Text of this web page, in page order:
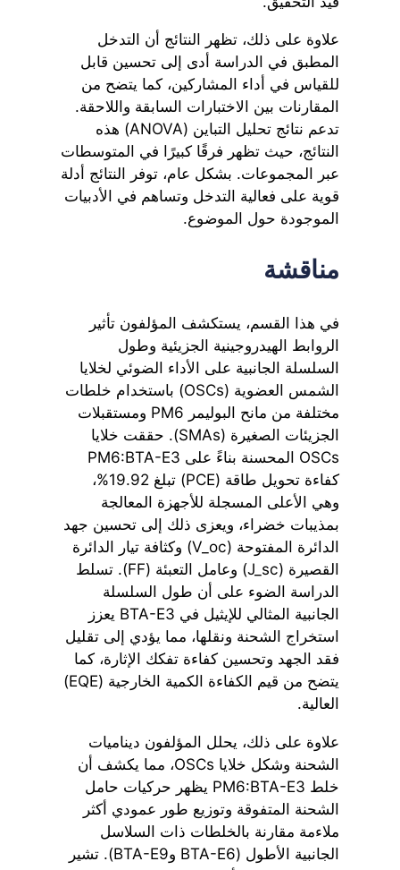
علاوة على ذلك، تظهر النتائج أن التدخل
المطبق في الدراسة أدى إلى تحسين قابل
للقياس في أداء المشاركين، كما يتضح من
المقارنات بين الاختبارات السابقة واللاحقة.
تدعم نتائج تحليل التباين (ANOVA) هذه
النتائج، حيث تظهر فرقًا كبيرًا في المتوسطات
عبر المجموعات. بشكل عام، توفر النتائج أدلة
قوية على فعالية التدخل وتساهم في الأدبيات
الموجودة حول الموضوع.
مناقشة
في هذا القسم، يستكشف المؤلفون تأثير
الروابط الهيدروجينية الجزيئية وطول
السلسلة الجانبية على الأداء الضوئي لخلايا
الشمس العضوية (OSCs) باستخدام خلطات
مختلفة من مانح البوليمر PM6 ومستقبلات
الجزيئات الصغيرة (SMAs). حققت خلايا
OSCs المحسنة بناءً على PM6:BTA-E3
كفاءة تحويل طاقة (PCE) تبلغ 19.92%،
وهي الأعلى المسجلة للأجهزة المعالجة
بمذيبات خضراء، ويعزى ذلك إلى تحسين جهد
الدائرة المفتوحة (V_oc) وكثافة تيار الدائرة
القصيرة (J_sc) وعامل التعبئة (FF). تسلط
الدراسة الضوء على أن طول السلسلة
الجانبية المثالي للإيثيل في BTA-E3 يعزز
استخراج الشحنة ونقلها، مما يؤدي إلى تقليل
فقد الجهد وتحسين كفاءة تفكك الإثارة، كما
يتضح من قيم الكفاءة الكمية الخارجية (EQE)
العالية.
علاوة على ذلك، يحلل المؤلفون ديناميات
الشحنة وشكل خلايا OSCs، مما يكشف أن
خلط PM6:BTA-E3 يظهر حركيات حامل
الشحنة المتفوقة وتوزيع طور عمودي أكثر
ملاءمة مقارنة بالخلطات ذات السلاسل
الجانبية الأطول (BTA-E6 وBTA-E9). تشير